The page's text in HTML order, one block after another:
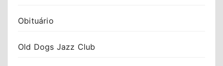
Obituário
Old Dogs Jazz Club